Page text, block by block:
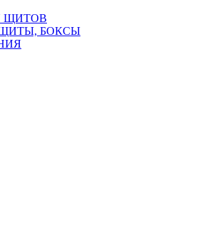
ЩИТОВ
БОКСЫ